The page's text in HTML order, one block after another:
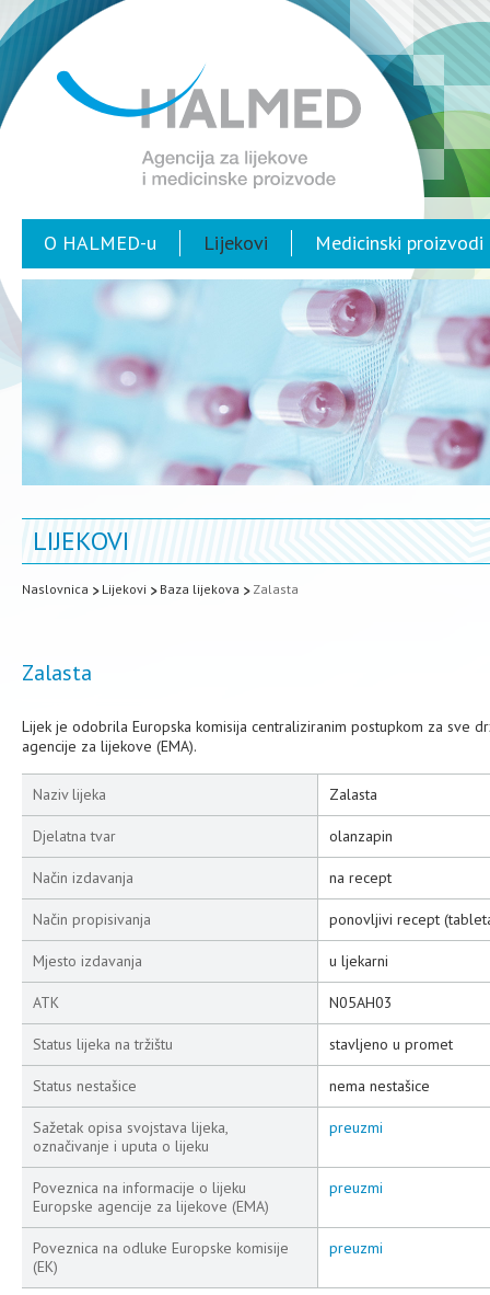
O HALMED-u Lijekovi Medicinski proizvodi
LIJEKOVI
Naslovnica Lijekovi Baza lijekova Zalasta
Zalasta
Lijek je odobrila Europska komisija centraliziranim postupkom za sve
agencije za lijekove (EMA).
Naziv lijeka Zalasta
Djelatna tvar olanzapin
Način izdavanja na recept
Način propisivanja ponovljivi recept
Mjesto izdavanja u ljekarni
ATK N05AH03
Status lijeka na tržištu stavljeno u promet
Status nestašice nema nestašice
Sažetak opisa svojstava lijeka,
označivanje i uputa o lijeku
preuzmi
Poveznica na informacije o lijeku
Europske agencije za lijekove (EMA)
preuzmi
Poveznica na odluke Europske komisije
(EK)
preuzmi